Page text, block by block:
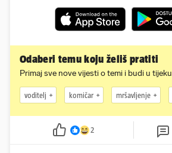
Odaberi temu koju želiš pratiti
Primaj sve nove vijesti o temi i budi u tijeku
voditelj komičar mršavljenje
2